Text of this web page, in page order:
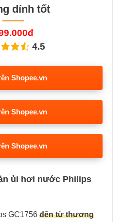
dính tốt
4.5
Shopee.vn
Shopee.vn
Shopee.vn
ủi hơi nước Philips
GC1756 đến từ thương